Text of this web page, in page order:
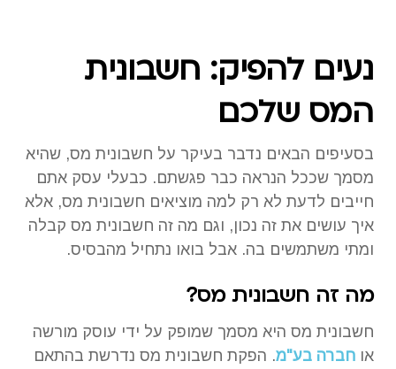
נעים להפיק: חשבונית
המס שלכם
בסעיפים הבאים נדבר בעיקר על חשבונית מס, שהיא
מסמך שככל הנראה כבר פגשתם. כבעלי עסק אתם
חייבים לדעת לא רק למה מוציאים חשבונית מס, אלא
איך עושים את זה נכון, וגם מה זה חשבונית מס קבלה
ומתי משתמשים בה. אבל בואו נתחיל מהבסיס.
מה זה חשבונית מס?
חשבונית מס היא מסמך שמופק על ידי עוסק מורשה
או חברה בע"מ. הפקת חשבונית מס נדרשת בהתאם